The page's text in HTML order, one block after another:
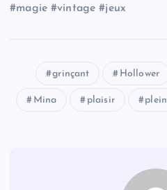
#magie #vintage #jeux
grinçant Hollower
Mina plaisir plein